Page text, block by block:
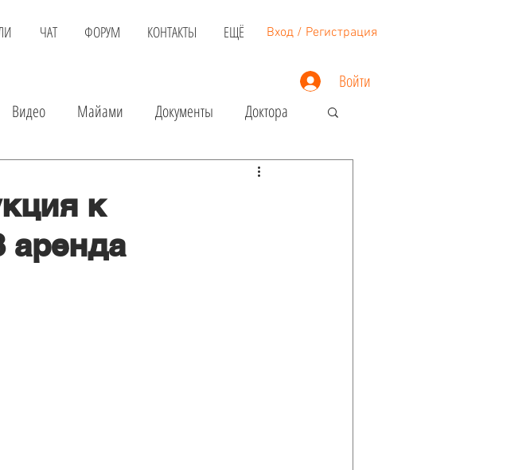
ЧАТ ФОРУМ КОНТАКТЫ ЕЩЁ Вход / Регистрация
Войти
Видео Майами Документы Доктора
Недвижимость
Шопинг Развлечения
к
аренда